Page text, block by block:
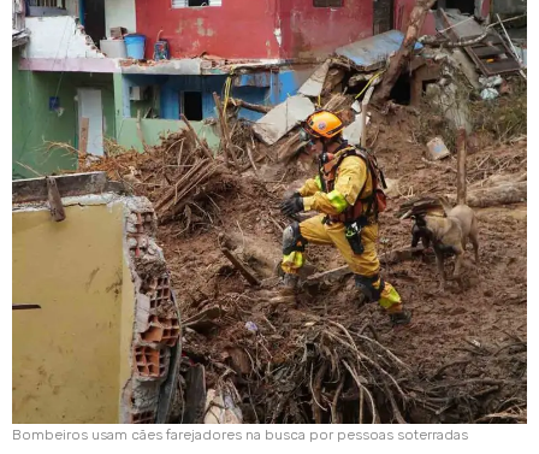
Bombeiros usam cães farejadores na busca por pessoas soterradas